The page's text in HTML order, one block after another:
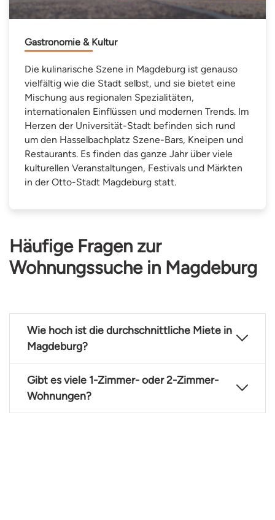
Gastronomie & Kultur
Die kulinarische Szene in Magdeburg ist genauso
vielfältig wie die Stadt selbst, und sie bietet eine
Mischung aus regionalen Spezialitäten,
internationalen Einflüssen und modernen Trends. Im
Herzen der Universität-Stadt befinden sich rund
um den Hasselbachplatz Szene-Bars, Kneipen und
Restaurants. Es finden das ganze Jahr über viele
kulturellen Veranstaltungen, Festivals und Märkten
in der Otto-Stadt Magdeburg statt.
Häufige Fragen zur
Wohnungssuche in Magdeburg
Wie hoch ist die durchschnittliche Miete in
Magdeburg?
Gibt es viele 1-Zimmer- oder 2-Zimmer-
Wohnungen?